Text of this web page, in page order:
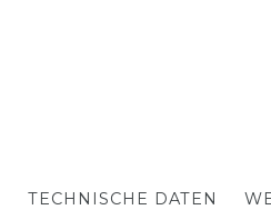
TECHNISCHE DATEN